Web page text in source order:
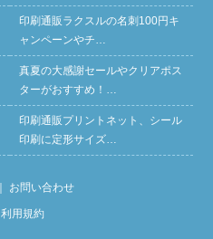
印刷通販ラクスルの名刺100円キ
ャンペーンやチ…
真夏の大感謝セールやクリアポス
ターがおすすめ！…
印刷通販プリントネット、シール
印刷に定形サイズ…
お問い合わせ
利用規約